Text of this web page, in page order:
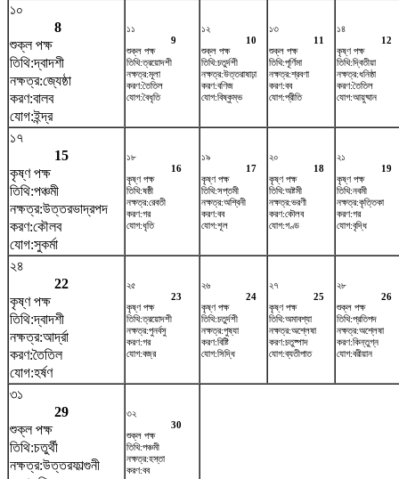
১০
8
শুক্ল পক্ষ
তিথি:দ্বাদশী
নক্ষত্র:জ্যেষ্ঠা
করণ:বালব
যোগ:ইন্দ্র
১১
9
শুক্ল পক্ষ
তিথি:ত্রয়োদশী
নক্ষত্র:মূলা
করণ:তৈতিল
যোগ:বৈধৃতি
১২
10
শুক্ল পক্ষ
তিথি:চতুর্দশী
নক্ষত্র:উত্তরাষাঢ়া
করণ:বণিজ
যোগ:বিষ্কুম্ভ
১৩
11
শুক্ল পক্ষ
তিথি:পূর্ণিমা
নক্ষত্র:শ্রবণা
করণ:বব
যোগ:প্রীতি
১৪
12
কৃষ্ণ পক্ষ
তিথি:দ্বিতীয়া
নক্ষত্র:ধনিষ্ঠা
করণ:তৈতিল
যোগ:আয়ুষ্মান
১৭
15
কৃষ্ণ পক্ষ
তিথি:পঞ্চমী
নক্ষত্র:উত্তরভাদ্রপদ
করণ:কৌলব
যোগ:সুকর্মা
১৮
16
কৃষ্ণ পক্ষ
তিথি:ষষ্ঠী
নক্ষত্র:রেবতী
করণ:গর
যোগ:ধৃতি
১৯
17
কৃষ্ণ পক্ষ
তিথি:সপ্তমী
নক্ষত্র:অশ্বিনী
করণ:বব
যোগ:শূল
২০
18
কৃষ্ণ পক্ষ
তিথি:অষ্টমী
নক্ষত্র:ভরণী
করণ:কৌলব
যোগ:গণ্ড
২১
19
কৃষ্ণ পক্ষ
তিথি:নবমী
নক্ষত্র:কৃত্তিকা
করণ:গর
যোগ:বৃদ্ধি
২৪
22
কৃষ্ণ পক্ষ
তিথি:দ্বাদশী
নক্ষত্র:আর্দ্রা
করণ:তৈতিল
যোগ:হর্ষণ
২৫
23
কৃষ্ণ পক্ষ
তিথি:ত্রয়োদশী
নক্ষত্র:পুনর্বসু
করণ:গর
যোগ:বজ্র
২৬
24
কৃষ্ণ পক্ষ
তিথি:চতুর্দশী
নক্ষত্র:পুষ্যা
করণ:বিষ্টি
যোগ:সিদ্ধি
২৭
25
কৃষ্ণ পক্ষ
তিথি:অমাবশ্যা
নক্ষত্র:অশ্লেষা
করণ:চতুষ্পাদ
যোগ:ব্যতীপাত
২৮
26
শুক্ল পক্ষ
তিথি:প্রতিপদ
নক্ষত্র:অশ্লেষা
করণ:কিন্তুগ্ন
যোগ:বরীয়ান
৩১
29
শুক্ল পক্ষ
তিথি:চতুর্থী
নক্ষত্র:উত্তরফাল্গুনী
৩২
30
শুক্ল পক্ষ
তিথি:পঞ্চমী
নক্ষত্র:হস্তা
করণ:বব